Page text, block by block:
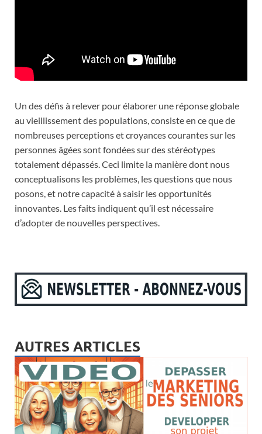
Un des défis à relever pour élaborer une réponse globale
au vieillissement des populations, consiste en ce que de
nombreuses perceptions et croyances courantes sur les
personnes âgées sont fondées sur des stéréotypes
totalement dépassés. Ceci limite la manière dont nous
conceptualisons les problèmes, les questions que nous
posons, et notre capacité à saisir les opportunités
innovantes. Les faits indiquent qu’il est nécessaire
d’adopter de nouvelles perspectives.
AUTRES ARTICLES